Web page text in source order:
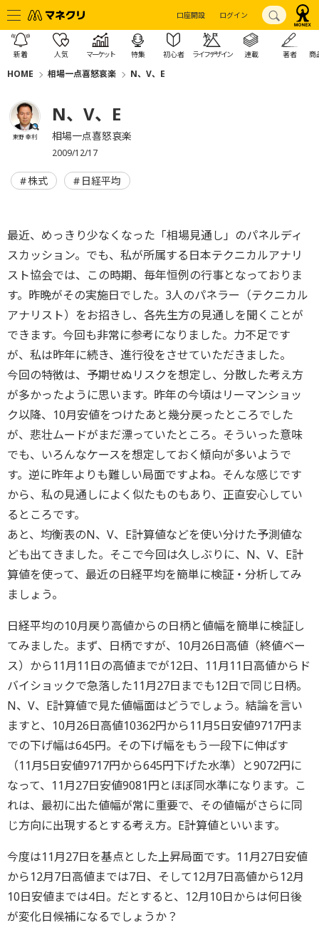
口座開設 ログイン
新着 人気 マーケット 特集 初心者 ライフデザイン 連載 著者 商
HOME 相場一点喜怒哀楽 N、V、E
東野 幸利
N、V、E
相場一点喜怒哀楽
2009/12/17
株式 日経平均
最近、めっきり少なくなった「相場見通し」のパネルディ
スカッション。でも、私が所属する日本テクニカルアナリ
スト協会では、この時期、毎年恒例の行事となっておりま
す。昨晩がその実施日でした。3人のパネラー（テクニカル
アナリスト）をお招きし、各先生方の見通しを聞くことが
できます。今回も非常に参考になりました。力不足です
が、私は昨年に続き、進行役をさせていただきました。
今回の特徴は、予期せぬリスクを想定し、分散した考え方
が多かったように思います。昨年の今頃はリーマンショッ
ク以降、10月安値をつけたあと幾分戻ったところでした
が、悲壮ムードがまだ漂っていたところ。そういった意味
でも、いろんなケースを想定しておく傾向が多いようで
す。逆に昨年よりも難しい局面ですよね。そんな感じです
から、私の見通しによく似たものもあり、正直安心してい
るところです。
あと、均衡表のN、V、E計算値などを使い分けた予測値な
ども出てきました。そこで今回は久しぶりに、N、V、E計
算値を使って、最近の日経平均を簡単に検証・分析してみ
ましょう。
日経平均の10月戻り高値からの日柄と値幅を簡単に検証し
てみました。まず、日柄ですが、10月26日高値（終値ベー
ス）から11月11日の高値までが12日、11月11日高値からド
バイショックで急落した11月27日までも12日で同じ日柄。
N、V、E計算値で見た値幅面はどうでしょう。結論を言い
ますと、10月26日高値10362円から11月5日安値9717円ま
での下げ幅は645円。その下げ幅をもう一段下に伸ばす
（11月5日安値9717円から645円下げた水準）と9072円に
なって、11月27日安値9081円とほぼ同水準になります。こ
れは、最初に出た値幅が常に重要で、その値幅がさらに同
じ方向に出現するとする考え方。E計算値といいます。
今度は11月27日を基点とした上昇局面です。11月27日安値
から12月7日高値までは7日、そして12月7日高値から12月
10日安値までは4日。だとすると、12月10日からは何日後
が変化日候補になるでしょうか？